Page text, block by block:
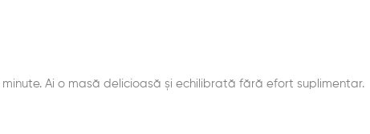
Ai o masă delicioasă și echilibrată fără efort suplimentar.